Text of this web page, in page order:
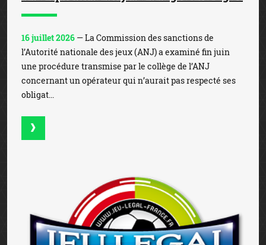
16 juillet 2026 — La Commission des sanctions de
l’Autorité nationale des jeux (ANJ) a examiné fin juin
une procédure transmise par le collège de l’ANJ
concernant un opérateur qui n’aurait pas respecté ses
obligat...